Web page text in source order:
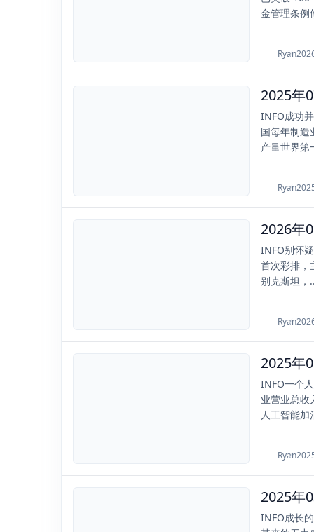
金管理条例
Ryan
2025-07-11
INFO成功
国每年制造
产量世界第
Ryan
2026-01-18
2026年
INFO别怀
首次彩排，
别克斯坦，
Ryan
2025-08-30
INFO一个
业营业总收
人工智能
Ryan
2025-03-27
INFO成长